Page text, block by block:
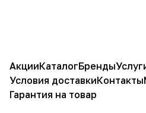
АкцииКаталогБренды
Условия доставкиКонтакты
Гарантия на товар